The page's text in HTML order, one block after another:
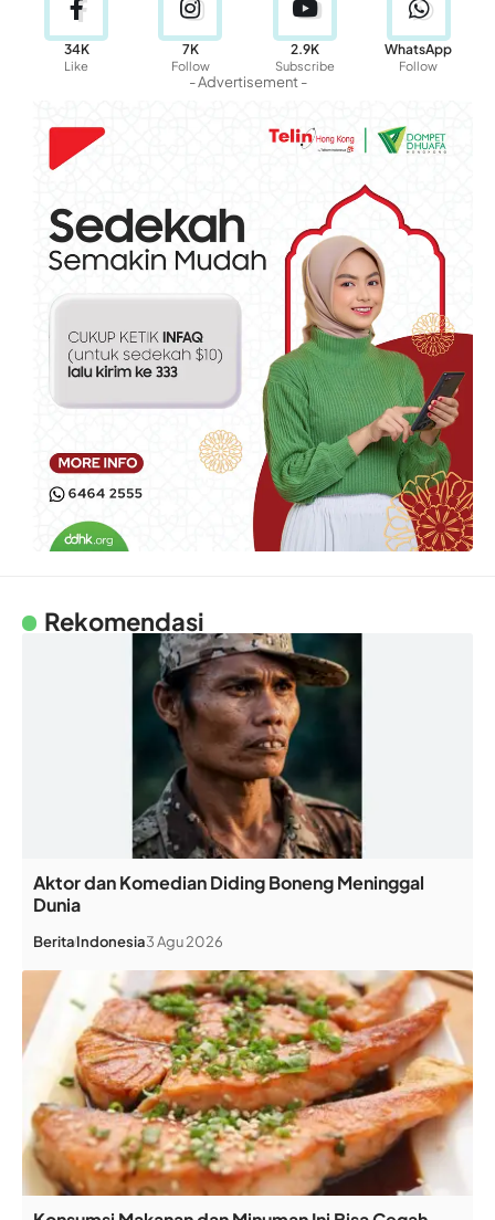
34K
Like
7K
Follow
2.9K
Subscribe
WhatsApp
Follow
- Advertisement -
Rekomendasi
Aktor dan Komedian Diding Boneng Meninggal
Dunia
BeritaIndonesia3 Agu 2026